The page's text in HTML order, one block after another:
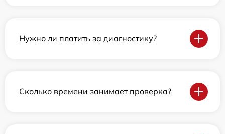
Нужно ли платить за диагностику?
Сколько времени занимает проверка?